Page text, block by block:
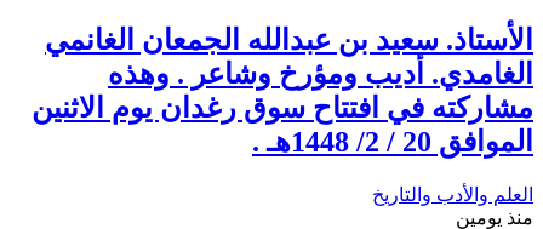
الأستاذ. سعيد بن عبدالله الجمعان الغانمي
الغامدي. أديب ومؤرخ وشاعر . وهذه
مشاركته في افتتاح سوق رغدان يوم الاثنين
الموافق 20 / 2/ 1448هـ .
العلم والأدب والتاريخ
منذ يومين